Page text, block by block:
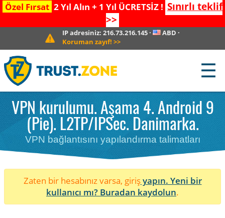
Özel Fırsat 2 Yıl Alın + 1 Yıl ÜCRETSİZ ! Sınırlı teklif
>>
IP adresiniz:216.73.216.145 · ABD ·
Koruman zayıf! >>
☰
VPN kurulumu. Aşama 4. Android 9
(Pie). L2TP/IPSec. Danimarka.
VPN bağlantısını yapılandırma talimatları
Zaten bir hesabınız varsa, girişyapın. Yeni bir
kullanıcı mı? Buradan kaydolun.